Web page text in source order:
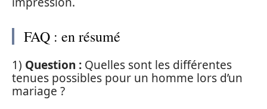
FAQ : en résumé
1) Question : Quelles sont les différentes
tenues possibles pour un homme lors d’un
mariage ?